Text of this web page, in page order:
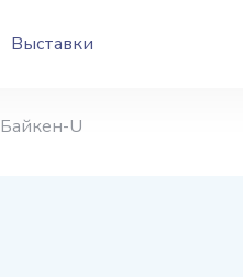
Выставки
Байкен-U